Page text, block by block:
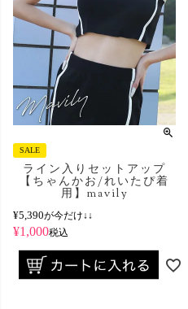
SALE
ライン入りセットアップ
【ちゃんかお/れいたぴ着
用】mavily
¥5,390が今だけ↓↓
¥1,000税込